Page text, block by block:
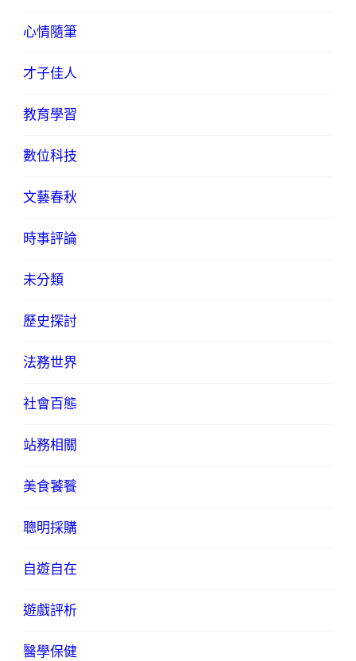
心情隨筆
才子佳人
教育學習
數位科技
文藝春秋
時事評論
未分類
歷史探討
法務世界
社會百態
站務相關
美食饕餮
聰明採購
自遊自在
遊戲評析
醫學保健